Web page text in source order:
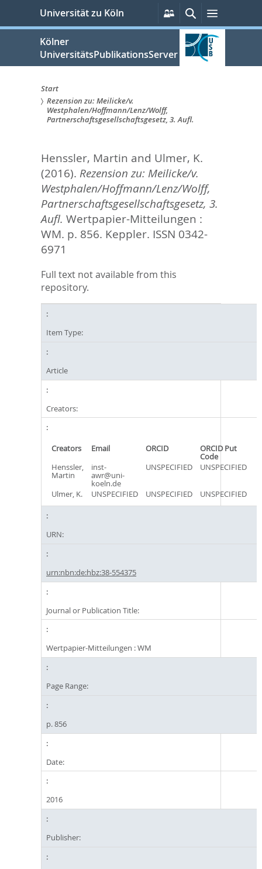
springen
Universität zu Köln
Persönliche
Services
SucheMenü
Kölner
UniversitätsPublikationsServer
Sie
hier:
Start
Rezension zu: Meilicke/v.
Westphalen/Hoffmann/Lenz/Wolff,
Partnerschaftsgesellschaftsgesetz, 3. Aufl.
Henssler, Martin and Ulmer, K.
(2016). Rezension zu: Meilicke/v.
Westphalen/Hoffmann/Lenz/Wolff,
Partnerschaftsgesellschaftsgesetz, 3.
Aufl. Wertpapier-Mitteilungen :
WM. p. 856. Keppler. ISSN 0342-
6971
Full text not available from this
repository.
Item Type:
Article
Creators:
Creators Email ORCID ORCID Put
Code
Henssler,
Martin
inst-
awr@uni-
koeln.de
UNSPECIFIED UNSPECIFIED
Ulmer, K. UNSPECIFIED UNSPECIFIED UNSPECIFIED
URN:
urn:nbn:de:hbz:38-554375
Journal or Publication Title:
Wertpapier-Mitteilungen : WM
Page Range:
p. 856
Date:
2016
Publisher: